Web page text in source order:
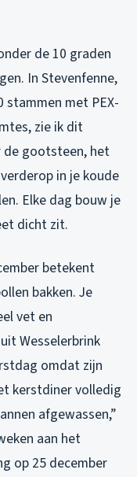
de 10 graden
In Stevenfenne,
met PEX-
zie ik dit
gootsteen, het
in je koude
Elke dag bouw je
dicht zit.
betekent
bakken. Je
vet en
Wesselerbrink
omdat zijn
kerstdiner volledig
afgewassen,”
aan het
op 25 december